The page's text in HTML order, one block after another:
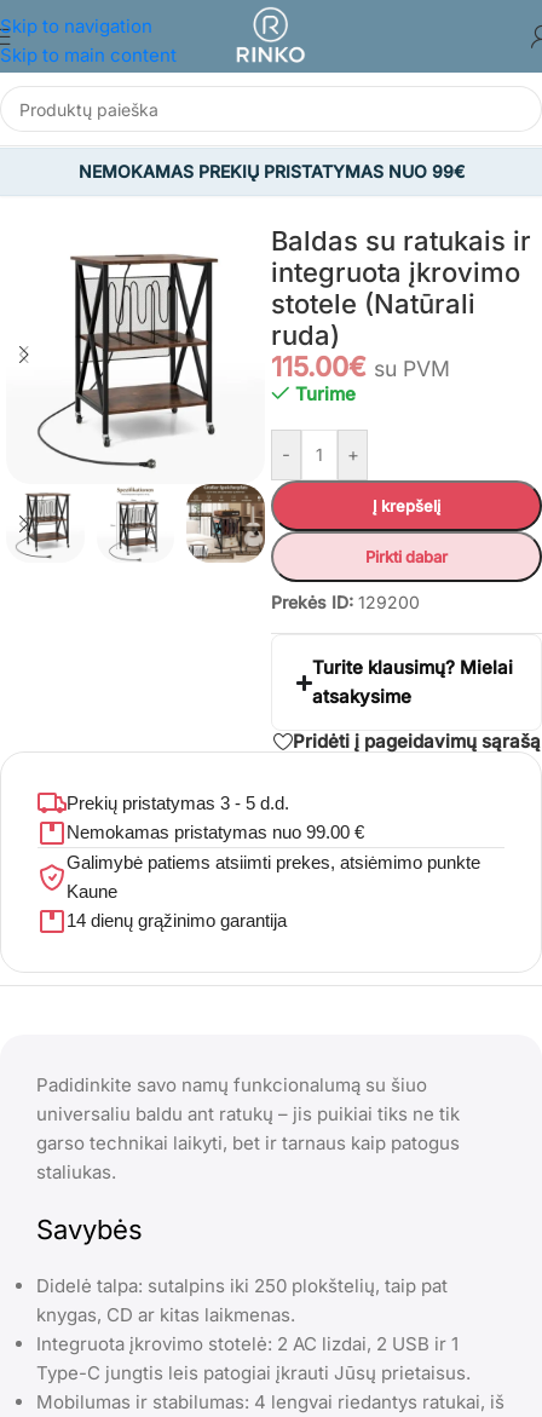
Skip to navigation
Skip to main content
NEMOKAMAS PREKIŲ PRISTATYMAS NUO 99€
BALDAI/Svetainės baldai/Staliukai
Baldas su ratukais ir
integruota įkrovimo
stotele (Natūrali
ruda)
115.00€ su PVM
Turime
- +
Į krepšelį
Pirkti dabar
Prekės ID: 129200
Turite klausimų? Mielai
atsakysime
Pridėti į pageidavimų sąrašą
Prekių pristatymas 3 - 5 d.d.
Nemokamas pristatymas nuo 99.00 €
Galimybė patiems atsiimti prekes, atsiėmimo punkte
Kaune
14 dienų grąžinimo garantija
Padidinkite savo namų funkcionalumą su šiuo
universaliu baldu ant ratukų – jis puikiai tiks ne tik
garso technikai laikyti, bet ir tarnaus kaip patogus
staliukas.
Savybės
Didelė talpa: sutalpins iki 250 plokštelių, taip pat
knygas, CD ar kitas laikmenas.
Integruota įkrovimo stotelė: 2 AC lizdai, 2 USB ir 1
Type-C jungtis leis patogiai įkrauti Jūsų prietaisus.
Mobilumas ir stabilumas: 4 lengvai riedantys ratukai, iš